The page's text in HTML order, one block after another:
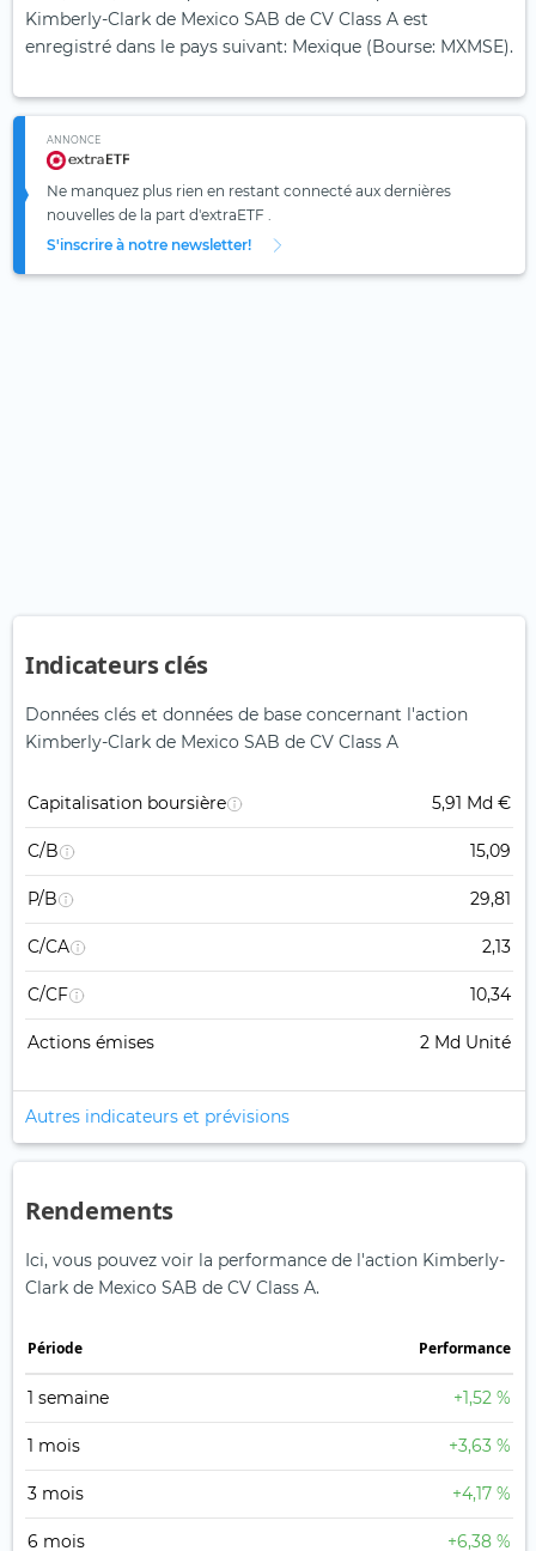
Kimberly-Clark de Mexico SAB de CV Class A est
enregistré dans le pays suivant: Mexique (Bourse: MXMSE).
ANNONCE
Ne manquez plus rien en restant connecté aux dernières
nouvelles de la part d'extraETF .
S'inscrire à notre newsletter!
Indicateurs clés
Données clés et données de base concernant l'action
Kimberly-Clark de Mexico SAB de CV Class A
Capitalisation boursière 5,91 Md €
C/B 15,09
P/B 29,81
C/CA 2,13
C/CF 10,34
Actions émises 2 Md Unité
Autres indicateurs et prévisions
Rendements
Ici, vous pouvez voir la performance de l'action Kimberly-
Clark de Mexico SAB de CV Class A.
Période Performance
1 semaine +1,52 %
1 mois +3,63 %
3 mois +4,17 %
6 mois +6,38 %